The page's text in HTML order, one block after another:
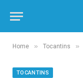
Home » Tocantins »
TOCANTINS